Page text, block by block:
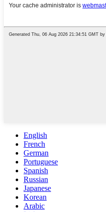
English
French
German
Portuguese
Spanish
Russian
Japanese
Korean
Arabic